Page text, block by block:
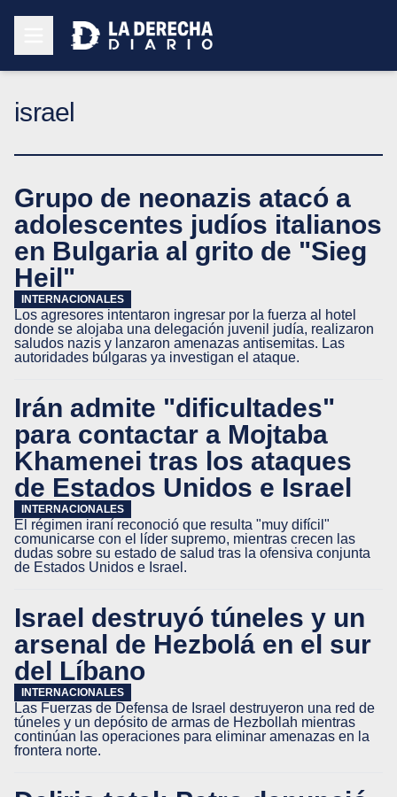
israel
Grupo de neonazis atacó a
adolescentes judíos italianos
en Bulgaria al grito de "Sieg
Heil"
INTERNACIONALES
Los agresores intentaron ingresar por la fuerza al hotel
donde se alojaba una delegación juvenil judía, realizaron
saludos nazis y lanzaron amenazas antisemitas. Las
autoridades búlgaras ya investigan el ataque.
Irán admite "dificultades"
para contactar a Mojtaba
Khamenei tras los ataques
de Estados Unidos e Israel
INTERNACIONALES
El régimen iraní reconoció que resulta "muy difícil"
comunicarse con el líder supremo, mientras crecen las
dudas sobre su estado de salud tras la ofensiva conjunta
de Estados Unidos e Israel.
Israel destruyó túneles y un
arsenal de Hezbolá en el sur
del Líbano
INTERNACIONALES
Las Fuerzas de Defensa de Israel destruyeron una red de
túneles y un depósito de armas de Hezbollah mientras
continúan las operaciones para eliminar amenazas en la
frontera norte.